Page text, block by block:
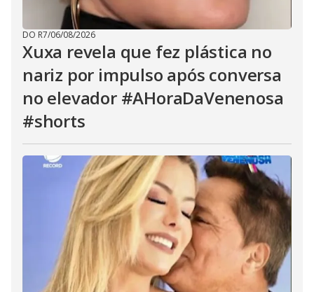
DO R7/06/08/2026
Xuxa revela que fez plástica no
nariz por impulso após conversa
no elevador #AHoraDaVenenosa
#shorts